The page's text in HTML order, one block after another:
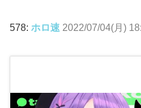
578: ホロ速 2022/07/04(月)